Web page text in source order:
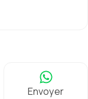
Envoyer